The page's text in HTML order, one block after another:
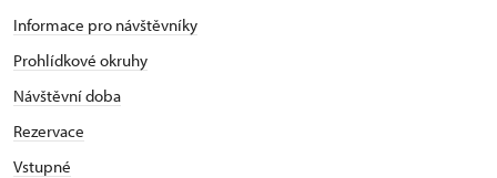
Informace pro návštěvníky
Prohlídkové okruhy
Návštěvní doba
Rezervace
Vstupné